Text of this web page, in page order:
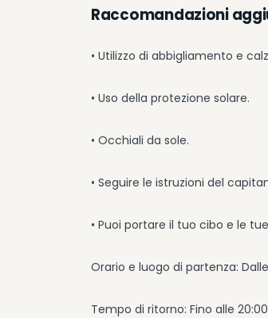
Raccomandazioni
• Utilizzo di abbigliamento e
• Uso della protezione solare.
• Occhiali da sole.
• Seguire le istruzioni del
• Puoi portare il tuo cibo e le
Orario e luogo di partenza:
Tempo di ritorno: Fino alle